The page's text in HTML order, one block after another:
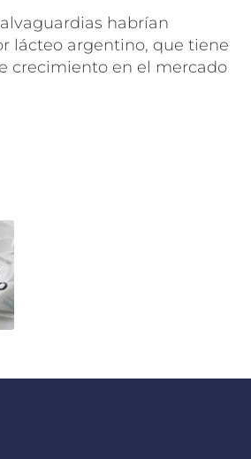
habrían
lácteo argentino, que tiene
crecimiento en el mercado